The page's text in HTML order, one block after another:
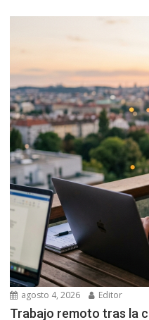
agosto 4, 2026 Editor
Trabajo remoto tras la